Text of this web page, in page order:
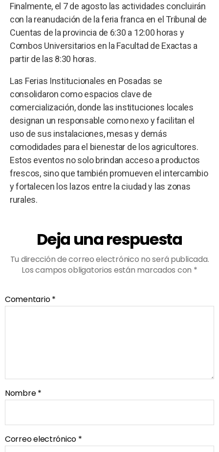
Finalmente, el 7 de agosto las actividades concluirán
con la reanudación de la feria franca en el Tribunal de
Cuentas de la provincia de 6:30 a 12:00 horas y
Combos Universitarios en la Facultad de Exactas a
partir de las 8:30 horas.
Las Ferias Institucionales en Posadas se
consolidaron como espacios clave de
comercialización, donde las instituciones locales
designan un responsable como nexo y facilitan el
uso de sus instalaciones, mesas y demás
comodidades para el bienestar de los agricultores.
Estos eventos no solo brindan acceso a productos
frescos, sino que también promueven el intercambio
y fortalecen los lazos entre la ciudad y las zonas
rurales.
Deja una respuesta
Tu dirección de correo electrónico no será publicada.
Los campos obligatorios están marcados con *
Comentario*
Nombre*
Correo electrónico *